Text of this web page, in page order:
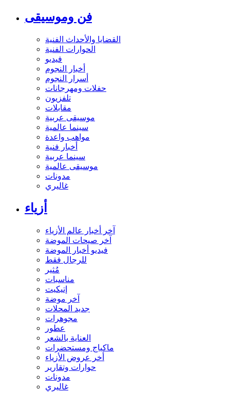
فن وموسيقى
القضايا والأحداث الفنية
الحوارات الفنية
فيديو
أخبار النجوم
أسرار النجوم
حفلات ومهرجانات
تلفزيون
مقابلات
موسيقى عربية
سينما عالمية
مواهب واعدة
أخبار فنية
سينما عربية
موسيقى عالمية
مدونات
غاليري
أزياء
آخر أخبار عالم الأزياء
آخر صيحات الموضة
فيديو أخبار الموضة
للرجال فقط
مُثير
مناسبات
إتيكيت
آخر موضة
جديد المحلات
مجوهرات
عطور
العناية بالشعر
ماكياج ومستحضرات
أخر عروض الأزياء
حوارات وتقارير
مدونات
غاليري